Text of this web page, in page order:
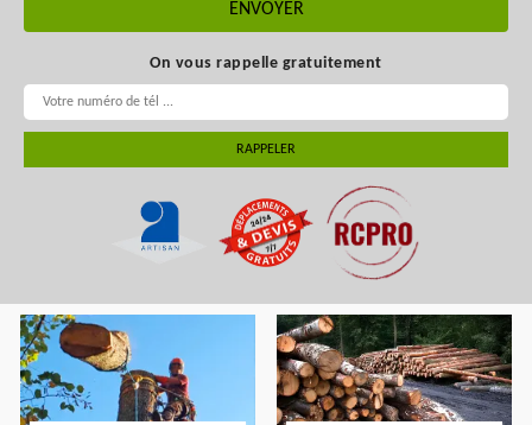
On vous rappelle gratuitement